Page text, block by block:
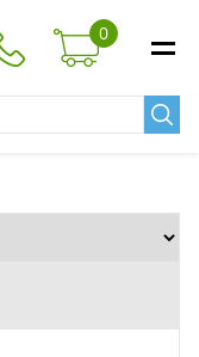
0